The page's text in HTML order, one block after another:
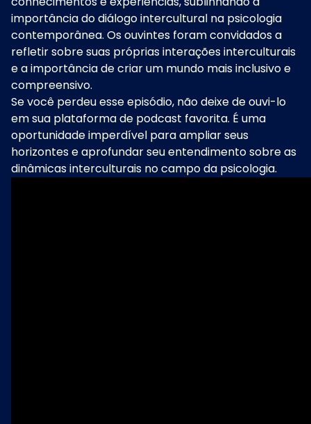
importância do diálogo intercultural na psicologia
contemporânea. Os ouvintes foram convidados a
refletir sobre suas próprias interações interculturais
e a importância de criar um mundo mais inclusivo e
compreensivo.
Se você perdeu esse episódio, não deixe de ouvi-lo
em sua plataforma de podcast favorita. É uma
oportunidade imperdível para ampliar seus
horizontes e aprofundar seu entendimento sobre as
dinâmicas interculturais no campo da psicologia.